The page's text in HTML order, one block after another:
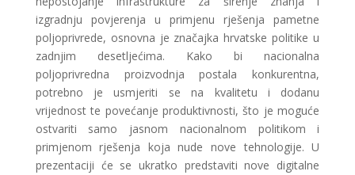
izgradnju povjerenja u primjenu rješenja pametne
poljoprivrede, osnovna je značajka hrvatske politike u
zadnjim desetljećima. Kako bi nacionalna
poljoprivredna proizvodnja postala konkurentna,
potrebno je usmjeriti se na kvalitetu i dodanu
vrijednost te povećanje produktivnosti, što je moguće
ostvariti samo jasnom nacionalnom politikom i
primjenom rješenja koja nude nove tehnologije. U
prezentaciji će se ukratko predstaviti nove digitalne